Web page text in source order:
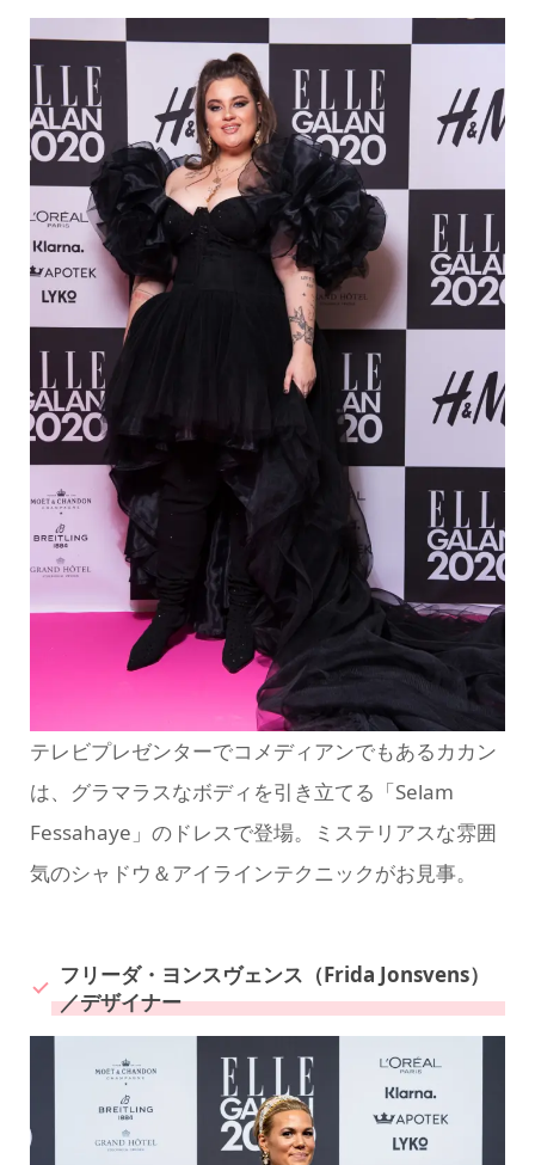
テレビプレゼンターでコメディアンでもあるカカン
は、グラマラスなボディを引き立てる「Selam
Fessahaye」のドレスで登場。ミステリアスな雰囲
気のシャドウ＆アイラインテクニックがお見事。
フリーダ・ヨンスヴェンス（Frida Jonsvens）
／デザイナー